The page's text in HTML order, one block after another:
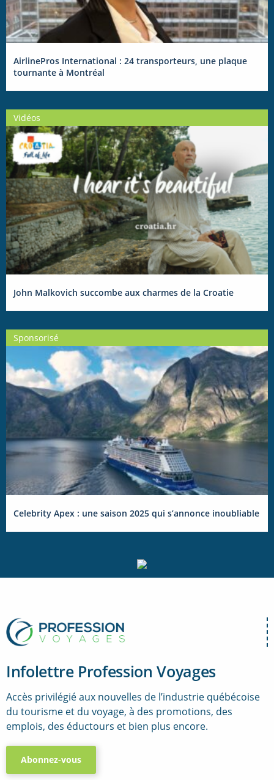
AirlinePros International : 24 transporteurs, une plaque
tournante à Montréal
Vidéos
John Malkovich succombe aux charmes de la Croatie
Sponsorisé
Celebrity Apex : une saison 2025 qui s’annonce inoubliable
Infolettre Profession Voyages
Accès privilégié aux nouvelles de l’industrie québécoise
du tourisme et du voyage, à des promotions, des
emplois, des éductours et bien plus encore.
Abonnez-vous